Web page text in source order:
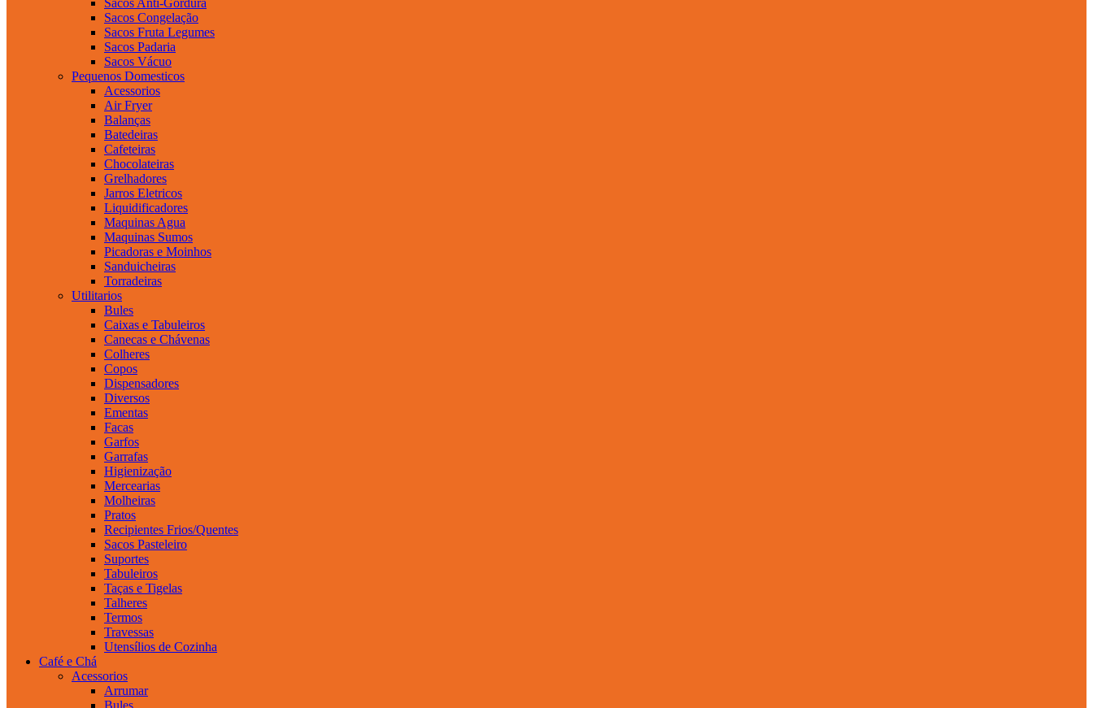
Sacos Congelação
Sacos Fruta Legumes
Sacos Padaria
Sacos Vácuo
Pequenos Domesticos
Acessorios
Air Fryer
Balanças
Batedeiras
Cafeteiras
Chocolateiras
Grelhadores
Jarros Eletricos
Liquidificadores
Maquinas Agua
Maquinas Sumos
Picadoras e Moinhos
Sanduicheiras
Torradeiras
Utilitarios
Bules
Caixas e Tabuleiros
Canecas e Chávenas
Colheres
Copos
Dispensadores
Diversos
Ementas
Facas
Garfos
Garrafas
Higienização
Mercearias
Molheiras
Pratos
Recipientes Frios/Quentes
Sacos Pasteleiro
Suportes
Tabuleiros
Taças e Tigelas
Talheres
Termos
Travessas
Utensílios de Cozinha
Café e Chá
Acessorios
Arrumar
Bules